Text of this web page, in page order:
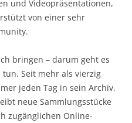
und Videopräsentationen,
von einer sehr
bringen – darum geht es
Seit mehr als vierzig
jeden Tag in sein Archiv,
neue Sammlungsstücke
zugänglichen Online-